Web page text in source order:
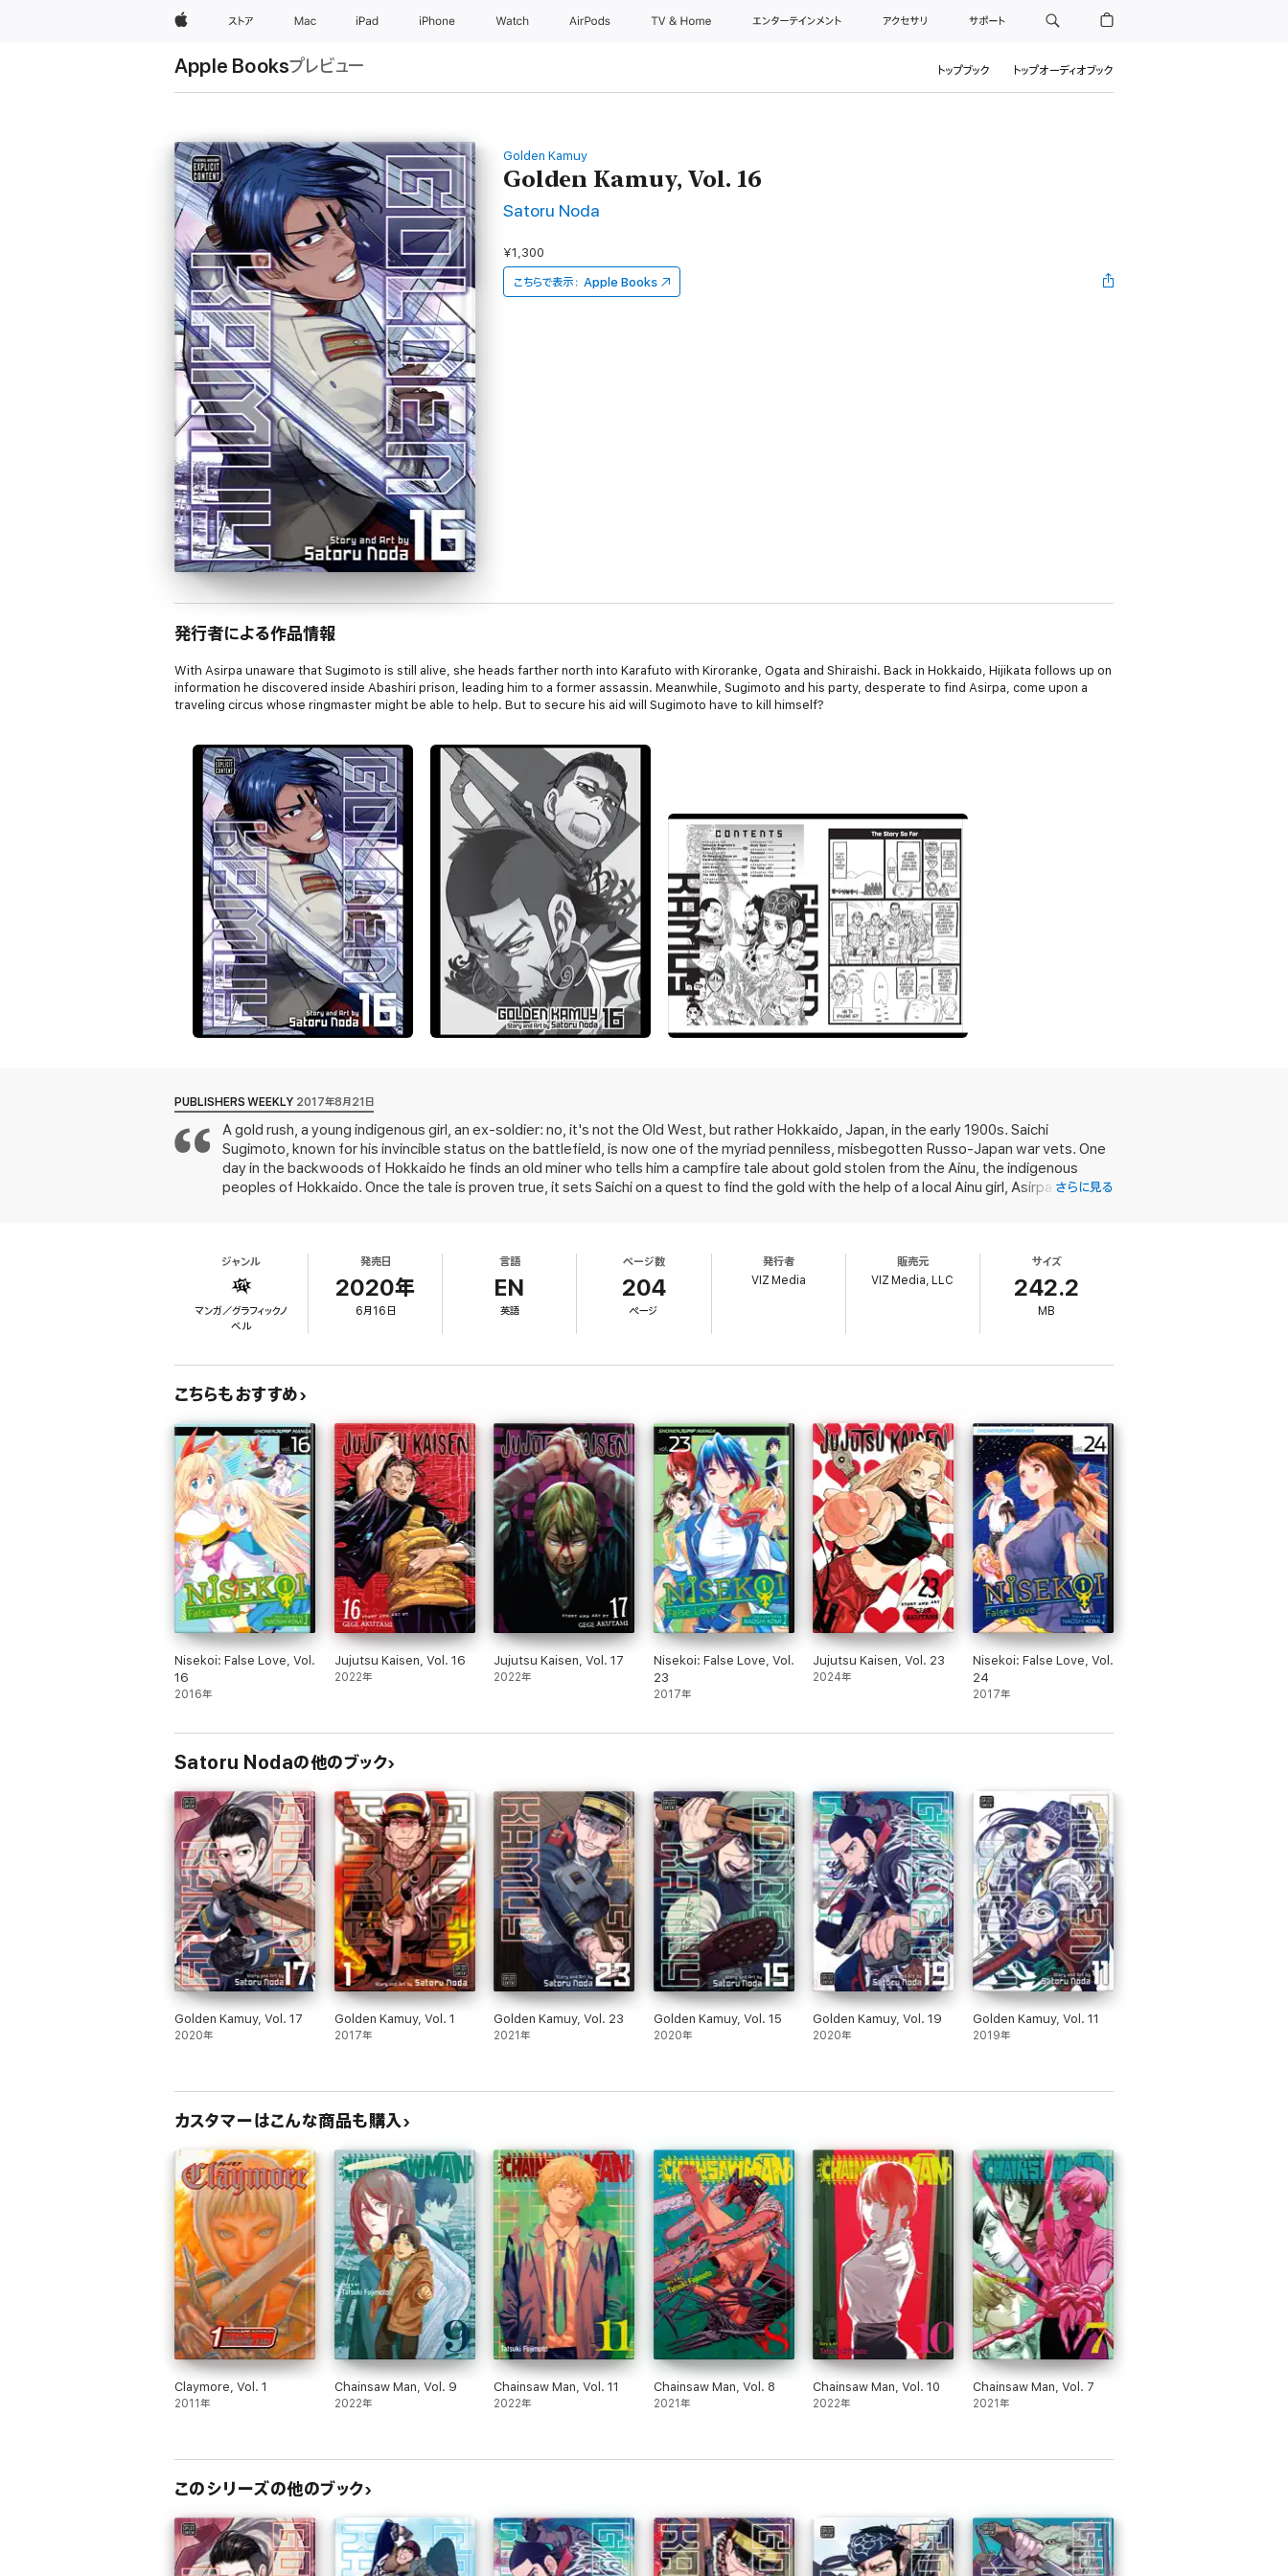
Appleストア Mac iPad iPhone Watch AirPods TV & Home エンターテインメント アクセサリ サポート
Apple Booksプレビュー トップブック トップオーディオブック
Golden Kamuy
Golden Kamuy, Vol. 16
Satoru Noda
¥1,300
こちらで表示： Apple Books
発行者による作品情報
With Asirpa unaware that Sugimoto is still alive, she heads farther north into Karafuto with Kiroranke, Ogata and Shiraishi. Back in Hokkaido, Hijikata follows up on
information he discovered inside Abashiri prison, leading him to a former assassin. Meanwhile, Sugimoto and his party, desperate to find Asirpa, come upon a
traveling circus whose ringmaster might be able to help. But to secure his aid will Sugimoto have to kill himself?
PUBLISHERS WEEKLY 2017年8月21日
A gold rush, a young indigenous girl, an ex-soldier: no, it's not the Old West, but rather Hokkaido, Japan, in the early 1900s. Saichi
Sugimoto, known for his invincible status on the battlefield, is now one of the myriad penniless, misbegotten Russo-Japan war vets. One
day in the backwoods of Hokkaido he finds an old miner who tells him a campfire tale about gold stolen from the Ainu, the indigenous
peoples of Hokkaido. Once the tale is proven true, it sets Saichi on a quest to find the gold with the help of a local Ainu girl, Asirpa. This
catchy characters leave readers wanting more.
さらに見る
ジャンル
マンガ／グラフィックノ
ベル
発売日
2020年
6月16日
言語
EN
英語
ページ数
204
ページ
発行者
VIZ Media
販売元
VIZ Media, LLC
サイズ
242.2
MB
こちらもおすすめ
Nisekoi: False Love, Vol.
16
2016年
Jujutsu Kaisen, Vol. 16
2022年
Jujutsu Kaisen, Vol. 17
2022年
Nisekoi: False Love, Vol.
23
2017年
Jujutsu Kaisen, Vol. 23
2024年
Nisekoi: False Love, Vol.
24
2017年
Satoru Nodaの他のブック
Golden Kamuy, Vol. 17
2020年
Golden Kamuy, Vol. 1
2017年
Golden Kamuy, Vol. 23
2021年
Golden Kamuy, Vol. 15
2020年
Golden Kamuy, Vol. 19
2020年
Golden Kamuy, Vol. 11
2019年
カスタマーはこんな商品も購入
Claymore, Vol. 1
2011年
Chainsaw Man, Vol. 9
2022年
Chainsaw Man, Vol. 11
2022年
Chainsaw Man, Vol. 8
2021年
Chainsaw Man, Vol. 10
2022年
Chainsaw Man, Vol. 7
2021年
このシリーズの他のブック